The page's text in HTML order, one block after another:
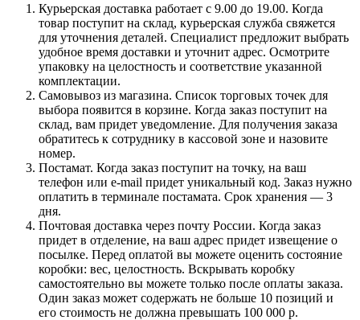
Курьерская доставка работает с 9.00 до 19.00. Когда
товар поступит на склад, курьерская служба свяжется
для уточнения деталей. Специалист предложит выбрать
удобное время доставки и уточнит адрес. Осмотрите
упаковку на целостность и соответствие указанной
комплектации.
Самовывоз из магазина. Список торговых точек для
выбора появится в корзине. Когда заказ поступит на
склад, вам придет уведомление. Для получения заказа
обратитесь к сотруднику в кассовой зоне и назовите
номер.
Постамат. Когда заказ поступит на точку, на ваш
телефон или e-mail придет уникальный код. Заказ нужно
оплатить в терминале постамата. Срок хранения — 3
дня.
Почтовая доставка через почту России. Когда заказ
придет в отделение, на ваш адрес придет извещение о
посылке. Перед оплатой вы можете оценить состояние
коробки: вес, целостность. Вскрывать коробку
самостоятельно вы можете только после оплаты заказа.
Один заказ может содержать не больше 10 позиций и
его стоимость не должна превышать 100 000 р.